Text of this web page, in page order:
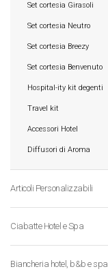
Set cortesia Girasoli
Set cortesia Neutro
Set cortesia Breezy
Set cortesia Benvenuto
Hospital-ity kit degenti
Travel kit
Accessori Hotel
Diffusori di Aroma
Articoli Personalizzabili
Ciabatte Hotel e Spa
Biancheria hotel, b&b e spa